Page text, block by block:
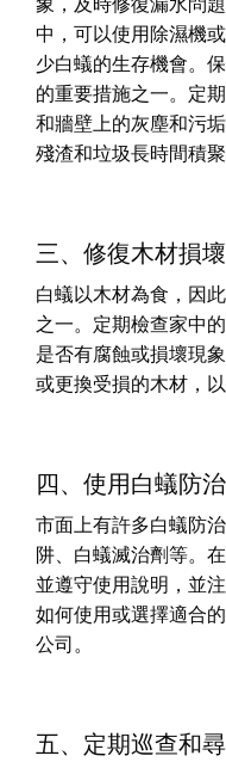
中，可以使用除濕機
少白蟻的生存機會。
的重要措施之一。定
和牆壁上的灰塵和污
殘渣和垃圾長時間積
三、修復木材損壞
白蟻以木材為食，因
之一。定期檢查家中
是否有腐蝕或損壞現
或更換受損的木材，
四、使用白蟻防
市面上有許多白蟻防
阱、白蟻滅治劑等。
並遵守使用說明，並
如何使用或選擇適合
公司。
五、定期巡查和